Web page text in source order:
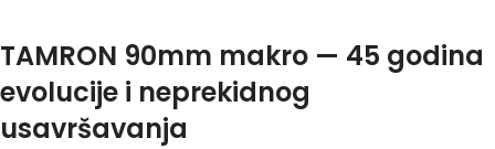
TAMRON 90mm makro — 45 godina
evolucije i neprekidnog
usavršavanja